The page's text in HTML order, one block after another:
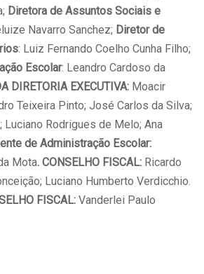
Diretora de Assuntos Sociais e
Navarro Sanchez; Diretor de
: Luiz Fernando Coelho Cunha Filho;
Escolar: Leandro Cardoso da
DIRETORIA EXECUTIVA: Moacir
Teixeira Pinto; José Carlos da Silva;
Luciano Rodrigues de Melo; Ana
de Administração Escolar:
Mota. CONSELHO FISCAL: Ricardo
Luciano Humberto Verdicchio.
FISCAL: Vanderlei Paulo